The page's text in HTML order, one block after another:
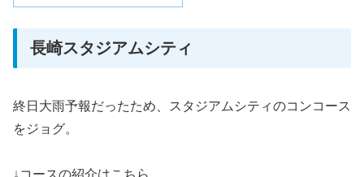
長崎スタジアムシティ
終日大雨予報だったため、スタジアムシティのコンコース
をジョグ。